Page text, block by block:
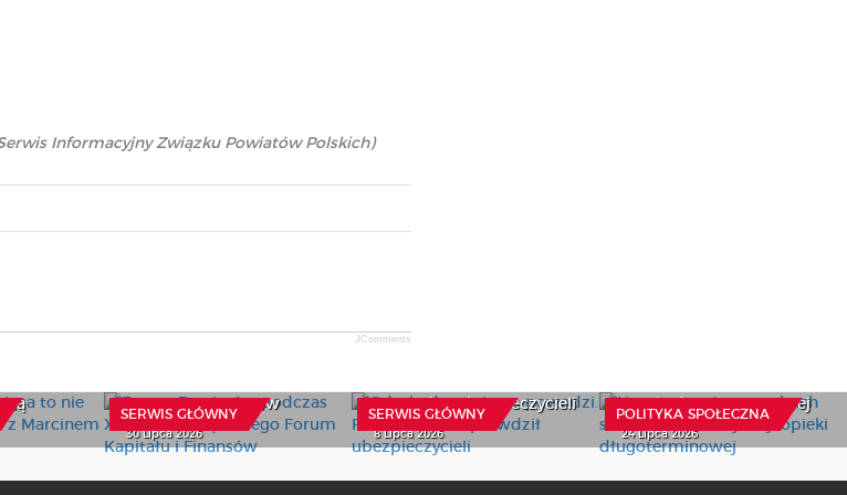
Informacyjny Związku Powiatów Polskich)
JComments
SERWIS GŁÓWNY
Kapitału i Finansów
30 Lipca 2026
SERWIS GŁÓWNY
sprawdził ubezpieczycieli
8 Lipca 2026
POLITYKA SPOŁECZNA
opieki długoterminowej
24 Lipca 2026